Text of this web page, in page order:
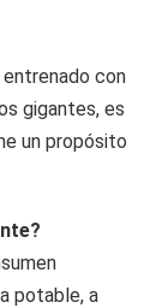
entrenado con
gigantes, es
un propósito
potable, a